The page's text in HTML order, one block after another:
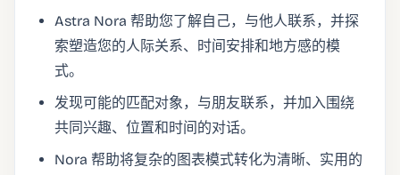
Astra Nora 帮助您了解自己，与他人联系，并探
索塑造您的人际关系、时间安排和地方感的模
式。
发现可能的匹配对象，与朋友联系，并加入围绕
共同兴趣、位置和时间的对话。
Nora 帮助将复杂的图表模式转化为清晰、实用的